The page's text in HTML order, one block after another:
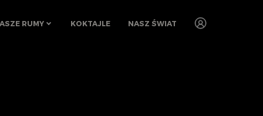
RUMY KOKTAJLE NASZ ŚWIAT